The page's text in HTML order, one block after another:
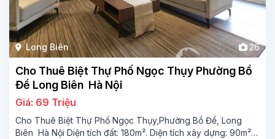
Long Biên 26
Cho Thuê Biệt Thự Phố Ngọc Thụy Phường Bồ
Đề Long Biên Hà Nội
Giá: 69 Triệu
Cho Thuê Biệt Thự Phố Ngọc Thụy,Phường Bồ Đề, Long
Biên Hà Nội Diện tích đất: 180m². Diện tích xây dựng: 90m² x